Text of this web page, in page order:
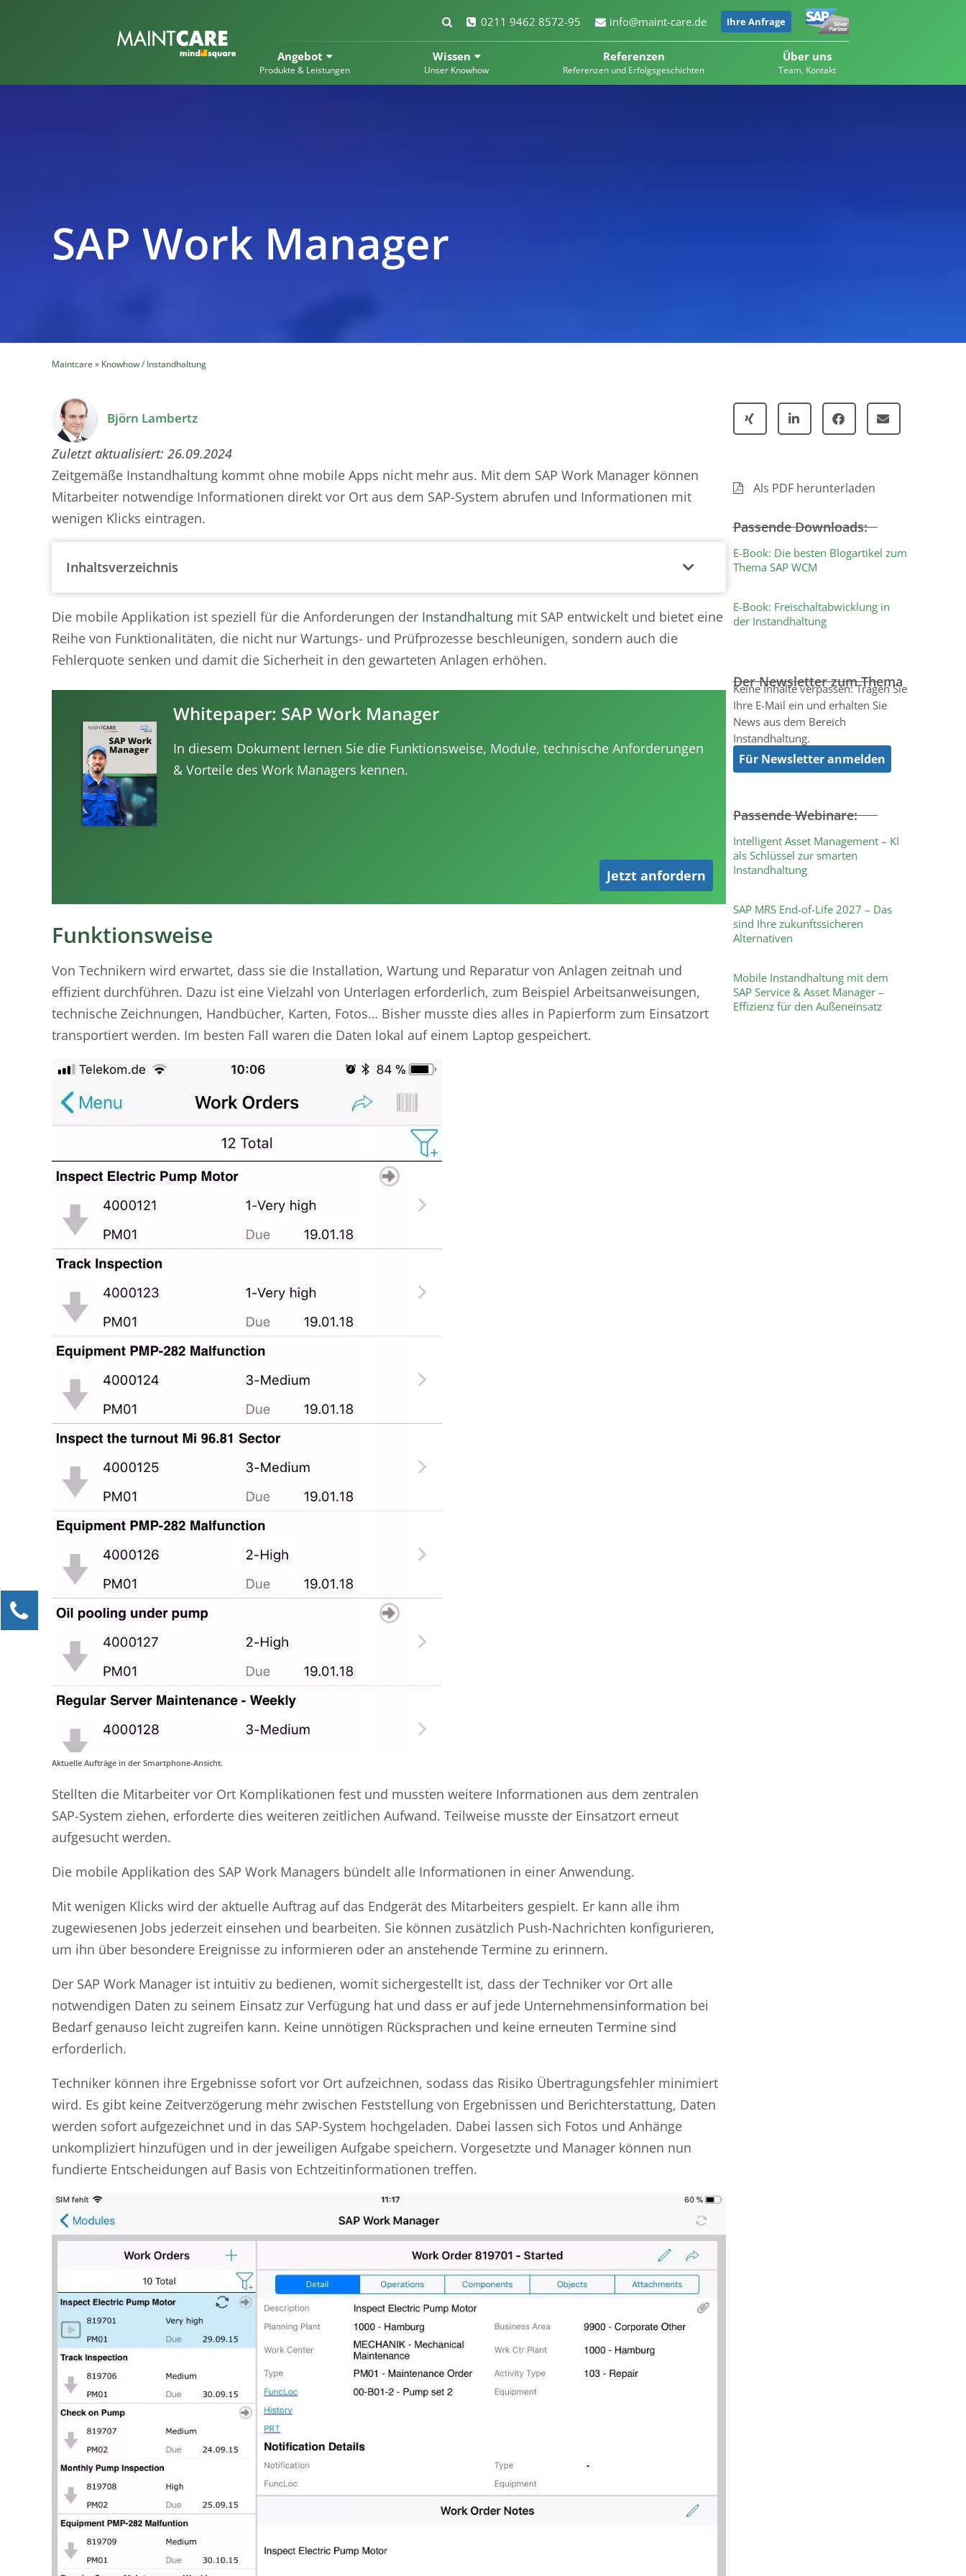
0211 9462 8572-95 info@maint-care.de Ihre Anfrage
Angebot
Produkte & Leistungen
Wissen
Unser Knowhow
Referenzen
Referenzen und Erfolgsgeschichten
Über uns
Team, Kontakt
SAP Work Manager
Maintcare » Knowhow/ Instandhaltung
Björn Lambertz
Zuletzt aktualisiert: 26.09.2024
Zeitgemäße Instandhaltung kommt ohne mobile Apps nicht mehr aus. Mit dem SAP Work Manager können
Mitarbeiter notwendige Informationen direkt vor Ort aus dem SAP-System abrufen und Informationen mit
wenigen Klicks eintragen.
Inhaltsverzeichnis
Die mobile Applikation ist speziell für die Anforderungen der Instandhaltung mit SAP entwickelt und bietet eine
Reihe von Funktionalitäten, die nicht nur Wartungs- und Prüfprozesse beschleunigen, sondern auch die
Fehlerquote senken und damit die Sicherheit in den gewarteten Anlagen erhöhen.
Whitepaper: SAP Work Manager
In diesem Dokument lernen Sie die Funktionsweise, Module, technische Anforderungen
& Vorteile des Work Managers kennen.
Jetzt anfordern
Funktionsweise
Von Technikern wird erwartet, dass sie die Installation, Wartung und Reparatur von Anlagen zeitnah und
effizient durchführen. Dazu ist eine Vielzahl von Unterlagen erforderlich, zum Beispiel Arbeitsanweisungen,
technische Zeichnungen, Handbücher, Karten, Fotos… Bisher musste dies alles in Papierform zum Einsatzort
transportiert werden. Im besten Fall waren die Daten lokal auf einem Laptop gespeichert.
Aktuelle Aufträge in der Smartphone-Ansicht.
Stellten die Mitarbeiter vor Ort Komplikationen fest und mussten weitere Informationen aus dem zentralen
SAP-System ziehen, erforderte dies weiteren zeitlichen Aufwand. Teilweise musste der Einsatzort erneut
aufgesucht werden.
Die mobile Applikation des SAP Work Managers bündelt alle Informationen in einer Anwendung.
Mit wenigen Klicks wird der aktuelle Auftrag auf das Endgerät des Mitarbeiters gespielt. Er kann alle ihm
zugewiesenen Jobs jederzeit einsehen und bearbeiten. Sie können zusätzlich Push-Nachrichten konfigurieren,
um ihn über besondere Ereignisse zu informieren oder an anstehende Termine zu erinnern.
Der SAP Work Manager ist intuitiv zu bedienen, womit sichergestellt ist, dass der Techniker vor Ort alle
notwendigen Daten zu seinem Einsatz zur Verfügung hat und dass er auf jede Unternehmensinformation bei
Bedarf genauso leicht zugreifen kann. Keine unnötigen Rücksprachen und keine erneuten Termine sind
erforderlich.
Techniker können ihre Ergebnisse sofort vor Ort aufzeichnen, sodass das Risiko Übertragungsfehler minimiert
wird. Es gibt keine Zeitverzögerung mehr zwischen Feststellung von Ergebnissen und Berichterstattung, Daten
werden sofort aufgezeichnet und in das SAP-System hochgeladen. Dabei lassen sich Fotos und Anhänge
unkompliziert hinzufügen und in der jeweiligen Aufgabe speichern. Vorgesetzte und Manager können nun
fundierte Entscheidungen auf Basis von Echtzeitinformationen treffen.
Als PDF herunterladen
Passende Downloads:
E-Book: Die besten Blogartikel zum
Thema SAP WCM
E-Book: Freischaltabwicklung in
der Instandhaltung
Der Newsletter zum Thema
Keine Inhalte verpassen: Tragen Sie
Ihre E-Mail ein und erhalten Sie
News aus dem Bereich
Instandhaltung.
Für Newsletter anmelden
Passende Webinare:
Intelligent Asset Management – KI
als Schlüssel zur smarten
Instandhaltung
SAP MRS End-of-Life 2027 – Das
sind Ihre zukunftssicheren
Alternativen
Mobile Instandhaltung mit dem
SAP Service & Asset Manager –
Effizienz für den Außeneinsatz
Kontaktieren Sie uns!
Jennifer Kaiser
Kundenservice
0211 9462 857295
jennifer.kaiser@maint-care.de
Ihre Anfrage